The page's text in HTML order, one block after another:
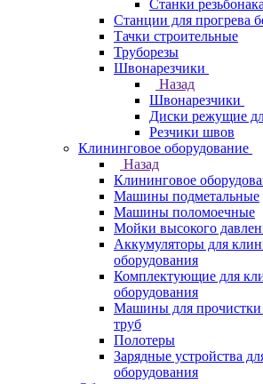
Станки
Станции для прогрева
Тачки строительные
Труборезы
Швонарезчики
Назад
Швонарезчики
Диски режущие
Резчики швов
Клининговое оборудование
Назад
Клининговое
Машины подметальные
Машины поломоечные
Мойки высокого
Аккумуляторы для
оборудования
Комплектующие для
оборудования
Машины для прочистки
труб
Полотеры
Зарядные устройства
оборудования